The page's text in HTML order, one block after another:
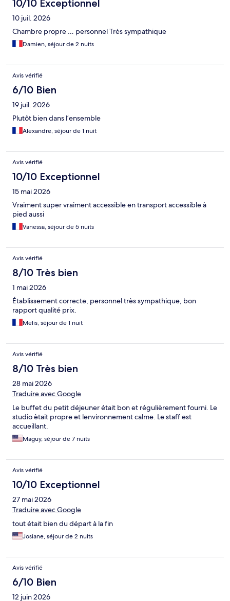
10/10 Exceptionnel
10 juil. 2026
Chambre propre … personnel Très sympathique
Damien, séjour de 2 nuits
Avis vérifié
6/10 Bien
19 juil. 2026
Plutôt bien dans l’ensemble
Alexandre, séjour de 1 nuit
Avis vérifié
10/10 Exceptionnel
15 mai 2026
Vraiment super vraiment accessible en transport accessible à
pied aussi
Vanessa, séjour de 5 nuits
Avis vérifié
8/10 Très bien
1 mai 2026
Établissement correcte, personnel très sympathique, bon
rapport qualité prix.
Melis, séjour de 1 nuit
Avis vérifié
8/10 Très bien
28 mai 2026
Traduire avec Google
Le buffet du petit déjeuner était bon et régulièrement fourni. Le
studio ètait propre et lenvironnement calme. Le staff est
accueillant.
Maguy, séjour de 7 nuits
Avis vérifié
10/10 Exceptionnel
27 mai 2026
Traduire avec Google
tout était bien du départ à la fin
Josiane, séjour de 2 nuits
Avis vérifié
6/10 Bien
12 juin 2026